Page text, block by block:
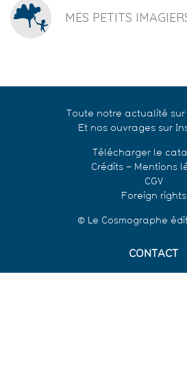
MES PETITS
Toute notre actualité sur
Et nos ouvrages sur
Télécharger le
Crédits – Mentions
CGV
Foreign rights
© Le Cosmographe
CONTACT